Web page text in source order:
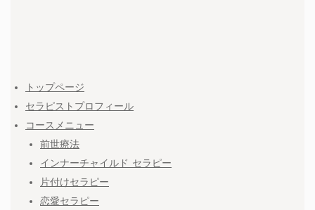
トップページ
セラピストプロフィール
コースメニュー
前世療法
インナーチャイルド セラピー
片付けセラピー
恋愛セラピー